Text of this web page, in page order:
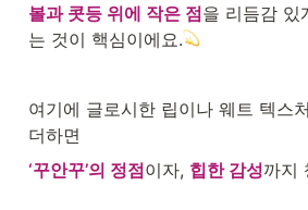
볼과 콧등 위에 작은 점을 리듬감 있
는 것이 핵심이에요.
여기에 글로시한 립이나 웨트 텍스
더하면
‘꾸안꾸’의 정점이자, 힙한 감성까지